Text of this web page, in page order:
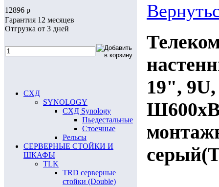
12896 p
Гарантия 12 месяцев
Отгрузка от 3 дней
СХД
SYNOLOGY
СХД Synology
Пьедестальные
Стоечные
Рельсы
СЕРВЕРНЫЕ СТОЙКИ И
ШКАФЫ
TLK
TRD серверные
стойки (Double)
19",